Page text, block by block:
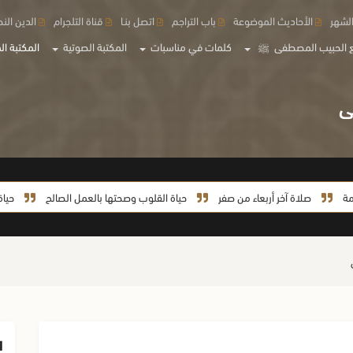
الحبيب المصطفى ﷺ كلمات في مناسبات المكتبة الصوتية المكتبة
الأحاديث الموضوعة باب التراجم اتصل بنـا قناة التلجرام الدين
صلاة آخر أربعاء من صفر حياة القلوب وصحتها بالعمل الصالح حياة السيدة